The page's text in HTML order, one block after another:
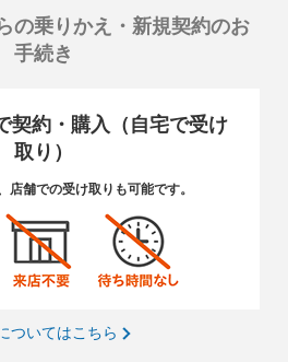
の乗りかえ・新規契約のお
手続き
契約・購入（自宅で受け
取り）
店舗での受け取りも可能です。
ついてはこちら